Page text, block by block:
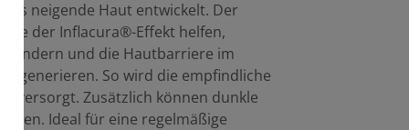
neigende Haut entwickelt. Der
der Inflacura®-Effekt helfen,
und die Hautbarriere im
So wird die empfindliche
versorgt. Zusätzlich können dunkle
Ideal für eine regelmäßige